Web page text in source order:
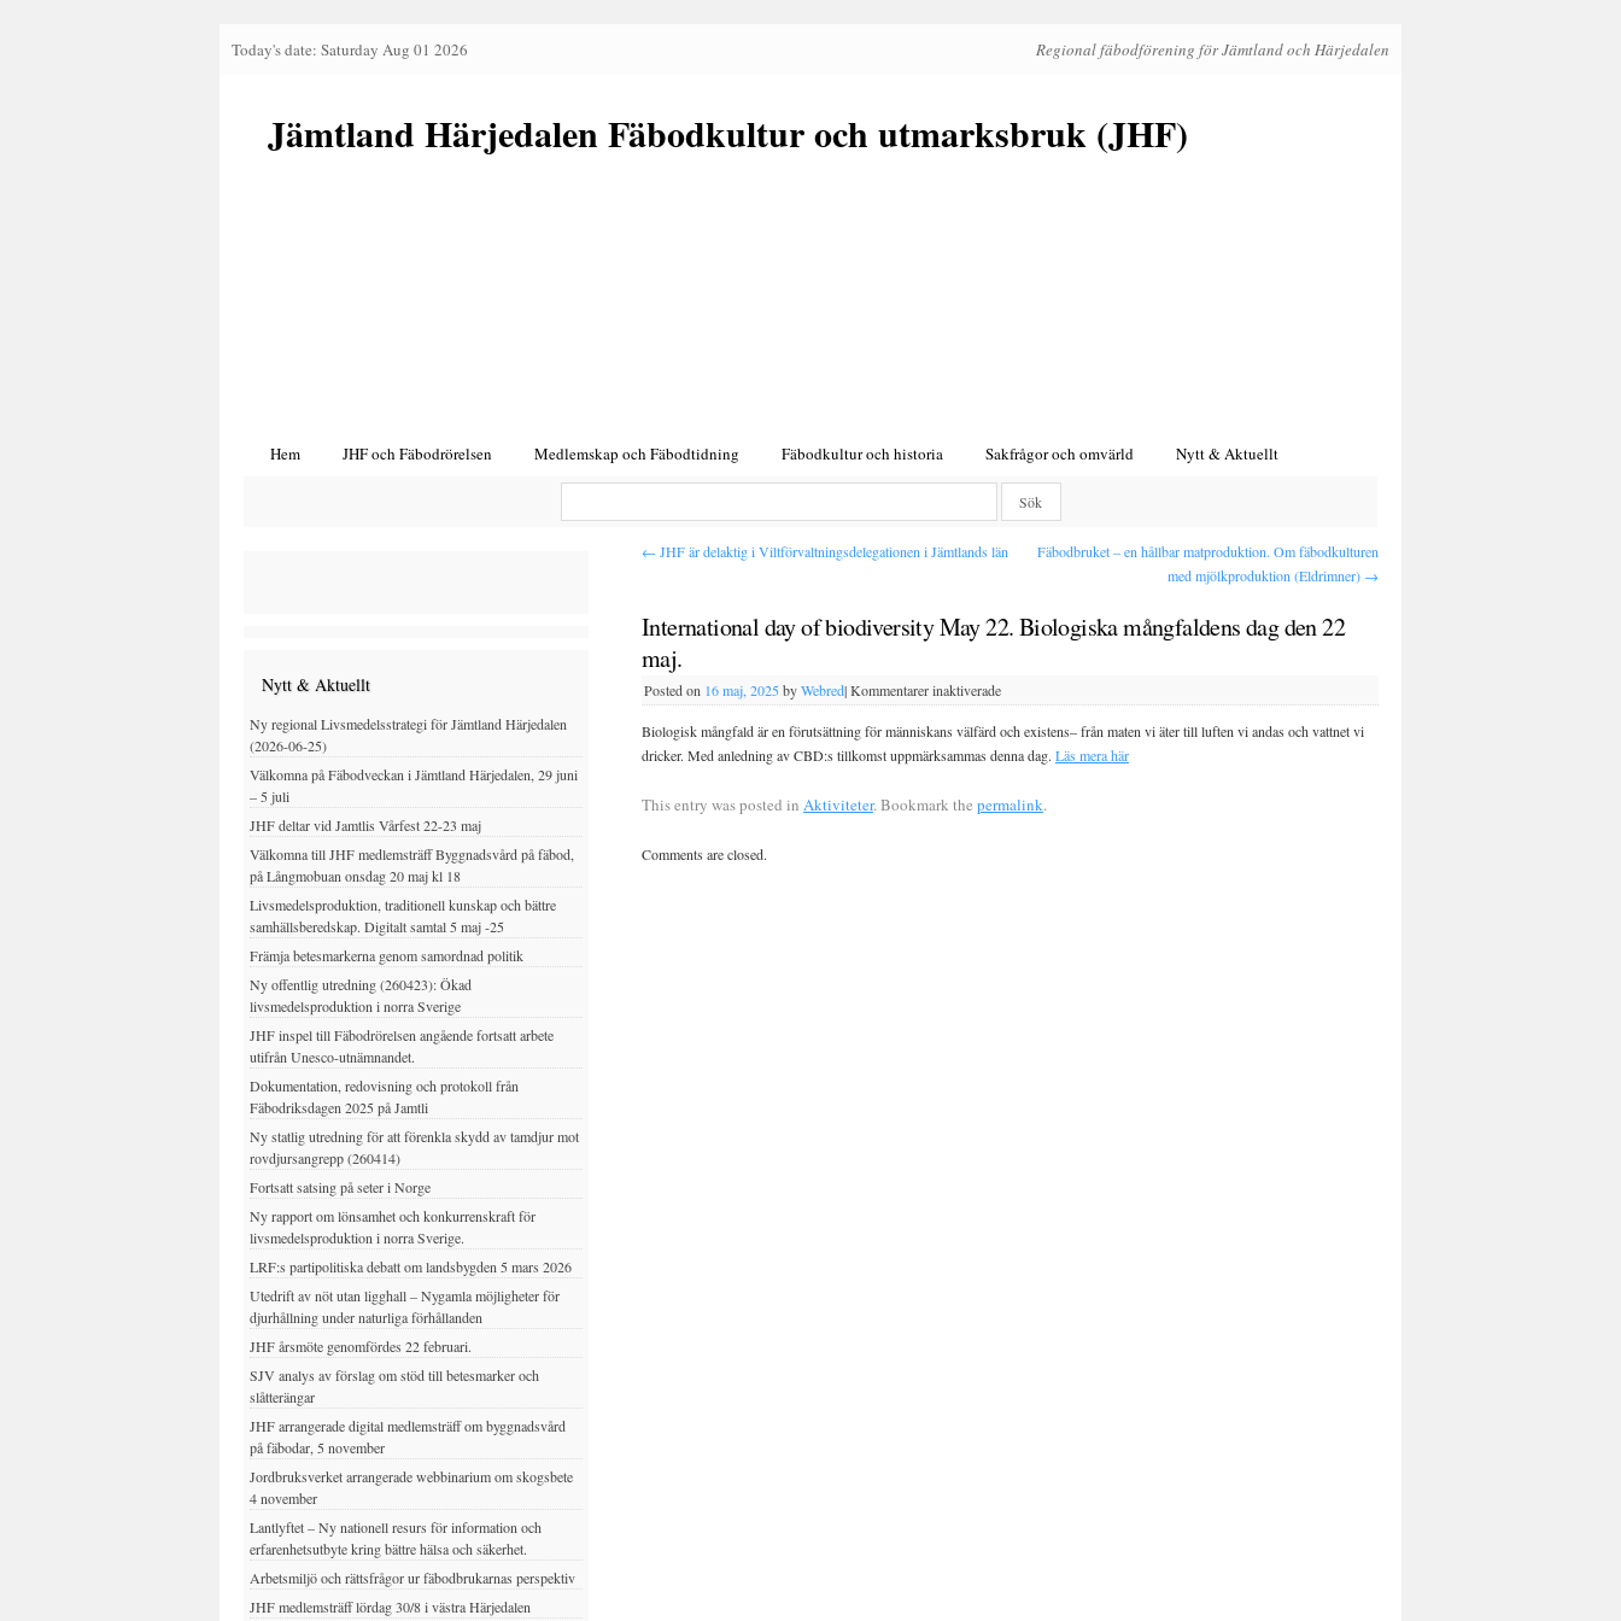
Regional fäbodförening för Jämtland och Härjedalen
Today's date: Saturday Aug 01 2026
Jämtland Härjedalen Fäbodkultur och utmarksbruk (JHF)
Hem JHF och Fäbodrörelsen Medlemskap och Fäbodtidning Fäbodkultur och historia Sakfrågor och omvärld Nytt & Aktuellt
← JHF är delaktig i Viltförvaltningsdelegationen i Jämtlands län
Fäbodbruket – en hållbar matproduktion. Om fäbodkulturen
med mjölkproduktion (Eldrimner) →
International day of biodiversity May 22. Biologiska mångfaldens dag den 22
maj.
Posted on 16 maj, 2025byWebred|Kommentarer inaktiverade
Biologisk mångfald är en förutsättning för människans välfärd och existens– från maten vi äter till luften vi andas och vattnet vi
dricker. Med anledning av CBD:s tillkomst uppmärksammas denna dag. Läs mera här
This entry was posted in Aktiviteter. Bookmark the permalink.
Comments are closed.
Nytt & Aktuellt
Ny regional Livsmedelsstrategi för Jämtland Härjedalen
(2026-06-25)
Välkomna på Fäbodveckan i Jämtland Härjedalen, 29 juni
– 5 juli
JHF deltar vid Jamtlis Vårfest 22-23 maj
Välkomna till JHF medlemsträff Byggnadsvård på fäbod,
på Långmobuan onsdag 20 maj kl 18
Livsmedelsproduktion, traditionell kunskap och bättre
samhällsberedskap. Digitalt samtal 5 maj -25
Främja betesmarkerna genom samordnad politik
Ny offentlig utredning (260423): Ökad
livsmedelsproduktion i norra Sverige
JHF inspel till Fäbodrörelsen angående fortsatt arbete
utifrån Unesco-utnämnandet.
Dokumentation, redovisning och protokoll från
Fäbodriksdagen 2025 på Jamtli
Ny statlig utredning för att förenkla skydd av tamdjur mot
rovdjursangrepp (260414)
Fortsatt satsing på seter i Norge
Ny rapport om lönsamhet och konkurrenskraft för
livsmedelsproduktion i norra Sverige.
LRF:s partipolitiska debatt om landsbygden 5 mars 2026
Utedrift av nöt utan ligghall – Nygamla möjligheter för
djurhållning under naturliga förhållanden
JHF årsmöte genomfördes 22 februari.
SJV analys av förslag om stöd till betesmarker och
slåtterängar
JHF arrangerade digital medlemsträff om byggnadsvård
på fäbodar, 5 november
Jordbruksverket arrangerade webbinarium om skogsbete
4 november
Lantlyftet – Ny nationell resurs för information och
erfarenhetsutbyte kring bättre hälsa och säkerhet.
Arbetsmiljö och rättsfrågor ur fäbodbrukarnas perspektiv
JHF medlemsträff lördag 30/8 i västra Härjedalen